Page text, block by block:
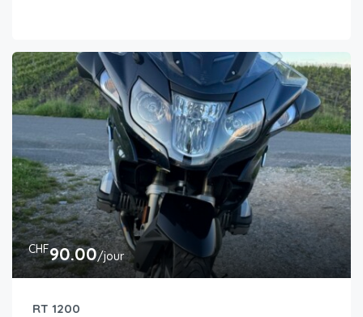
CHF90.00/jour
RT 1200